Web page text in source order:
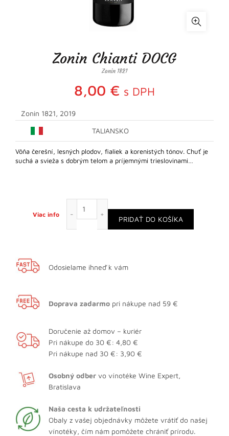
Zonin Chianti DOCG
Zonin 1821
8,00 € s DPH
Zonin 1821, 2019
TALIANSKO
Vôňa čerešní, lesných plodov, fialiek a korenistých tónov. Chuť je
suchá a svieža s dobrým telom a príjemnými trieslovinami…
Viac info
PRIDAŤ DO KOŠÍKA
Odosielame ihneď k vám
Doprava zadarmo pri nákupe nad 59 €
Doručenie až domov – kuriér
Pri nákupe do 30 €: 4,80 €
Pri nákupe nad 30 €: 3,90 €
Osobný odber vo vínotéke Wine Expert,
Bratislava
Naša cesta k udržateľnosti
Obaly z vašej objednávky môžete vrátiť do našej
vínotéky, čím nám pomôžete chrániť prírodu.